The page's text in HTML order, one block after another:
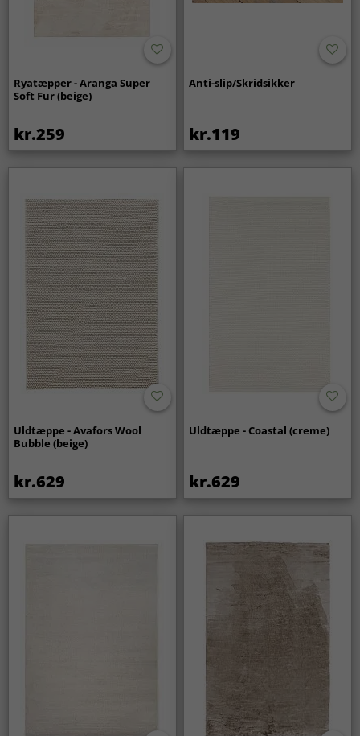
Ryatæpper - Aranga Super
Soft Fur (beige)
kr.259
Anti-slip/Skridsikker
kr.119
Uldtæppe - Avafors Wool
Bubble (beige)
kr.629
Uldtæppe - Coastal (creme)
kr.629